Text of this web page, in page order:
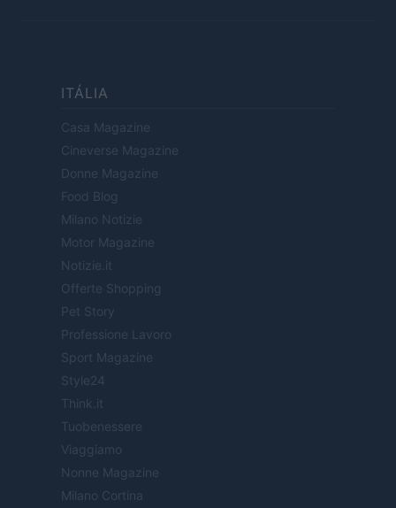
ITÁLIA
Casa Magazine
Cineverse Magazine
Donne Magazine
Food Blog
Milano Notizie
Motor Magazine
Notizie.it
Offerte Shopping
Pet Story
Professione Lavoro
Sport Magazine
Style24
Think.it
Tuobenessere
Viaggiamo
Nonne Magazine
Milano Cortina